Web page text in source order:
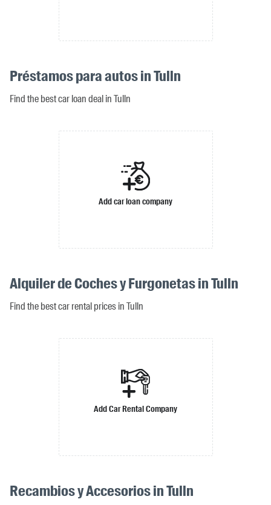
Préstamos para autos in Tulln
Find the best car loan deal in Tulln
Add car loan company
Alquiler de Coches y Furgonetas in Tulln
Find the best car rental prices in Tulln
Add Car Rental Company
Recambios y Accesorios in Tulln